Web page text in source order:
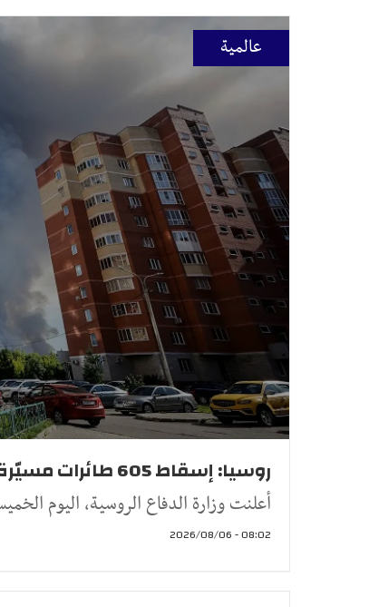
عالمية
روسيا: إسقاط 605 طائرات مسيّرة أوكرانية خلال ليلة واحدة (فيديو)
أعلنت وزارة الدفاع الروسية، اليوم
08:02 - 2026/08/06